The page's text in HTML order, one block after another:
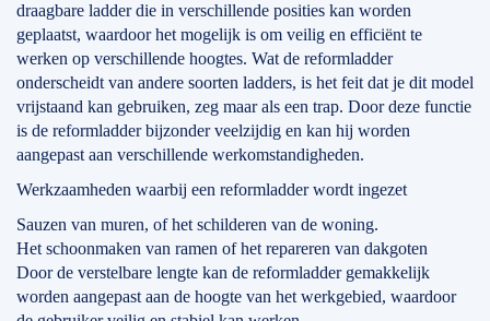
draagbare ladder die in verschillende posities kan worden
geplaatst, waardoor het mogelijk is om veilig en efficiënt te
werken op verschillende hoogtes. Wat de reformladder
onderscheidt van andere soorten ladders, is het feit dat je dit model
vrijstaand kan gebruiken, zeg maar als een trap. Door deze functie
is de reformladder bijzonder veelzijdig en kan hij worden
aangepast aan verschillende werkomstandigheden.
Werkzaamheden waarbij een reformladder wordt ingezet
Sauzen van muren, of het schilderen van de woning.
Het schoonmaken van ramen of het repareren van dakgoten
Door de verstelbare lengte kan de reformladder gemakkelijk
worden aangepast aan de hoogte van het werkgebied, waardoor